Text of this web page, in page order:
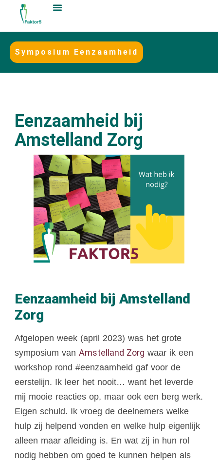
Symposium Eenzaamheid
Eenzaamheid bij
Amstelland Zorg
Eenzaamheid bij Amstelland
Zorg
Afgelopen week (april 2023) was het grote
symposium van Amstelland Zorg waar ik een
workshop rond #eenzaamheid gaf voor de
eerstelijn. Ik leer het nooit… want het leverde
mij mooie reacties op, maar ook een berg werk.
Eigen schuld. Ik vroeg de deelnemers welke
hulp zij helpend vonden en welke hulp eigenlijk
alleen maar afleiding is. En wat zij in hun rol
nodig hebben om goed te kunnen helpen als